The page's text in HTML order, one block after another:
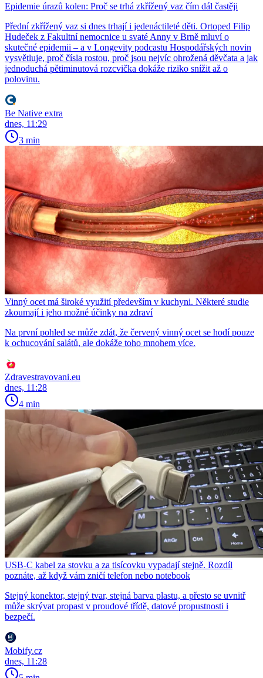
Epidemie úrazů kolen: Proč se trhá zkřížený vaz čím dál častěji
Přední zkřížený vaz si dnes trhají i jedenáctileté děti. Ortoped Filip
Hudeček z Fakultní nemocnice u svaté Anny v Brně mluví o
skutečné epidemii – a v Longevity podcastu Hospodářských novin
vysvětluje, proč čísla rostou, proč jsou nejvíc ohrožená děvčata a jak
jednoduchá pětiminutová rozcvička dokáže riziko snížit až o
polovinu.
Be Native extra
dnes, 11:29
3 min
Vinný ocet má široké využití především v kuchyni. Některé studie
zkoumají i jeho možné účinky na zdraví
Na první pohled se může zdát, že červený vinný ocet se hodí pouze
k ochucování salátů, ale dokáže toho mnohem více.
Zdravestravovani.eu
dnes, 11:28
4 min
USB-C kabel za stovku a za tisícovku vypadají stejně. Rozdíl
poznáte, až když vám zničí telefon nebo notebook
Stejný konektor, stejný tvar, stejná barva plastu, a přesto se uvnitř
může skrývat propast v proudové třídě, datové propustnosti i
bezpečí.
Mobify.cz
dnes, 11:28